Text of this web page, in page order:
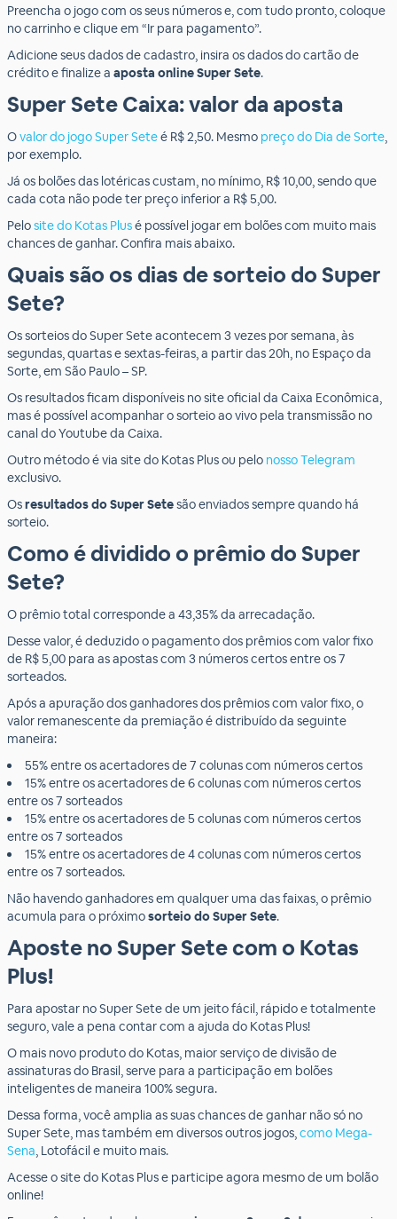
Preencha o jogo com os seus números e, com tudo pronto, coloque
no carrinho e clique em “Ir para pagamento”.
Adicione seus dados de cadastro, insira os dados do cartão de
crédito e finalize a aposta online Super Sete.
Super Sete Caixa: valor da aposta
Ovalor do jogo Super Seteé R$ 2,50. Mesmo preço do Dia de Sorte,
por exemplo.
Já os bolões das lotéricas custam, no mínimo, R$ 10,00, sendo que
cada cota não pode ter preço inferior a R$ 5,00.
Pelosite do Kotas Plusé possível jogar em bolões com muito mais
chances de ganhar. Confira mais abaixo.
Quais são os dias de sorteio do Super
Sete?
Os sorteios do Super Sete acontecem 3 vezes por semana, às
segundas, quartas e sextas-feiras, a partir das 20h, no Espaço da
Sorte, em São Paulo – SP.
Os resultados ficam disponíveis no site oficial da Caixa Econômica,
mas é possível acompanhar o sorteio ao vivo pela transmissão no
canal do Youtube da Caixa.
Outro método é via site do Kotas Plus ou pelo nosso Telegram
exclusivo.
Osresultados do Super Setesão enviados sempre quando há
sorteio.
Como é dividido o prêmio do Super
Sete?
O prêmio total corresponde a 43,35% da arrecadação.
Desse valor, é deduzido o pagamento dos prêmios com valor fixo
de R$ 5,00 para as apostas com 3 números certos entre os 7
sorteados.
Após a apuração dos ganhadores dos prêmios com valor fixo, o
valor remanescente da premiação é distribuído da seguinte
maneira:
55% entre os acertadores de 7 colunas com números certos
15% entre os acertadores de 6 colunas com números certos
entre os 7 sorteados
15% entre os acertadores de 5 colunas com números certos
entre os 7 sorteados
15% entre os acertadores de 4 colunas com números certos
entre os 7 sorteados.
Não havendo ganhadores em qualquer uma das faixas, o prêmio
acumula para o próximosorteio do Super Sete.
Aposte no Super Sete com o Kotas
Plus!
Para apostar no Super Sete de um jeito fácil, rápido e totalmente
seguro, vale a pena contar com a ajuda do Kotas Plus!
O mais novo produto do Kotas, maior serviço de divisão de
assinaturas do Brasil, serve para a participação em bolões
inteligentes de maneira 100% segura.
Dessa forma, você amplia as suas chances de ganhar não só no
Super Sete, mas também em diversos outros jogos,como Mega-
Sena, Lotofácil e muito mais.
Acesse o site do Kotas Plus e participe agora mesmo de um bolão
online!